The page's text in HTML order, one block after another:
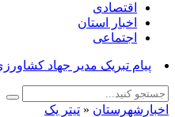
اقتصادی
اخبار استان
اجتماعی
پیام تبریک مدیر جهاد
اخبارشهرستان « تیتر یک